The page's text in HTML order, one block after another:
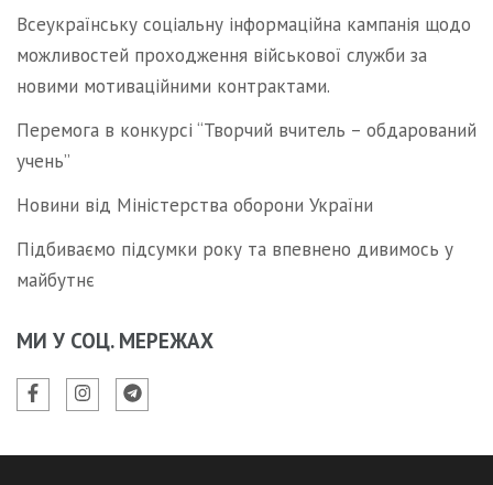
Всеукраїнську соціальну інформаційна кампанія щодо
можливостей проходження військової служби за
новими мотиваційними контрактами.
Перемога в конкурсі “Творчий вчитель – обдарований
учень”
Новини від Міністерства оборони України
Підбиваємо підсумки року та впевнено дивимось у
майбутнє
МИ У СОЦ. МЕРЕЖАХ